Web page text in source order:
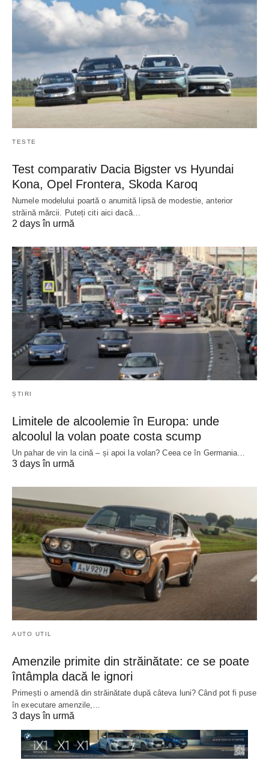
TESTE
Test comparativ Dacia Bigster vs Hyundai
Kona, Opel Frontera, Skoda Karoq
Numele modelului poartă o anumită lipsă de modestie, anterior
străină mărcii. Puteți citi aici dacă…
2 days în urmă
ȘTIRI
Limitele de alcoolemie în Europa: unde
alcoolul la volan poate costa scump
Un pahar de vin la cină – și apoi la volan? Ceea ce în Germania…
3 days în urmă
AUTO UTIL
Amenzile primite din străinătate: ce se poate
întâmpla dacă le ignori
Primești o amendă din străinătate după câteva luni? Când pot fi puse
în executare amenzile,…
3 days în urmă